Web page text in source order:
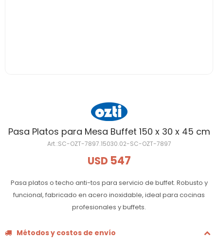
Pasa Platos para Mesa Buffet 150 x 30 x 45 cm
SC-OZT-7897.15030.02-SC-OZT-7897
USD 547
Pasa platos o techo anti-tos para servicio de buffet. Robusto y
funcional, fabricado en acero inoxidable, ideal para cocinas
profesionales y buffets.
Métodos y costos de envío